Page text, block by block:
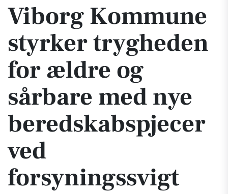
Viborg Kommune
styrker trygheden
for ældre og
sårbare med nye
beredskabspjecer
ved
forsyningssvigt